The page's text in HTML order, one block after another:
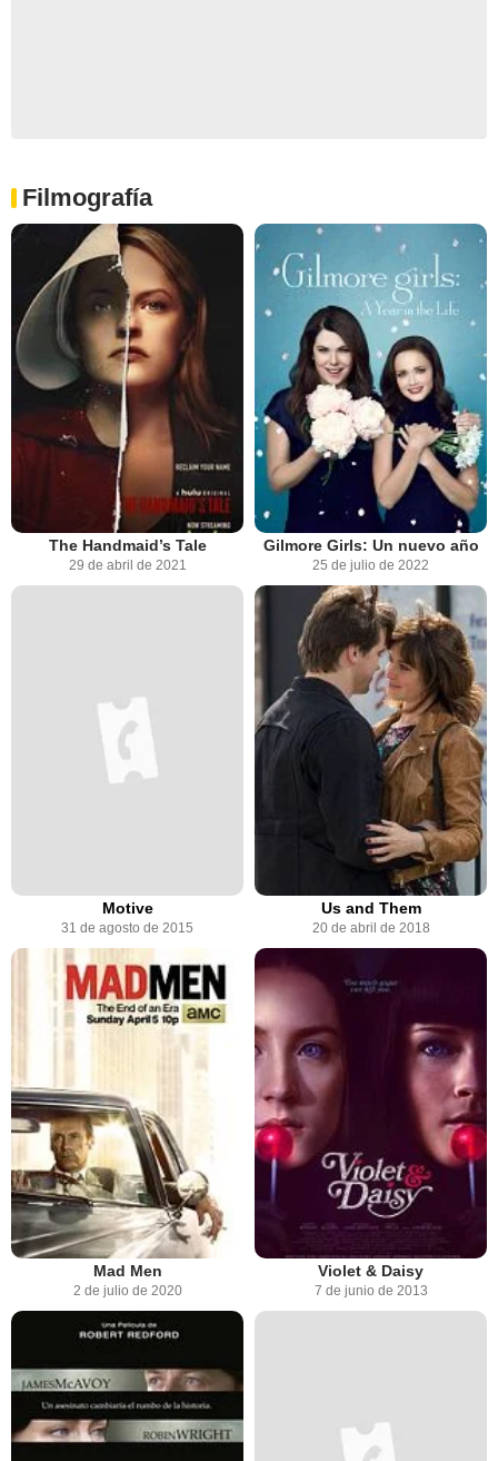
Filmografía
The Handmaid’s Tale
29 de abril de 2021
Gilmore Girls: Un nuevo año
25 de julio de 2022
Motive
31 de agosto de 2015
Us and Them
20 de abril de 2018
Mad Men
2 de julio de 2020
Violet & Daisy
7 de junio de 2013